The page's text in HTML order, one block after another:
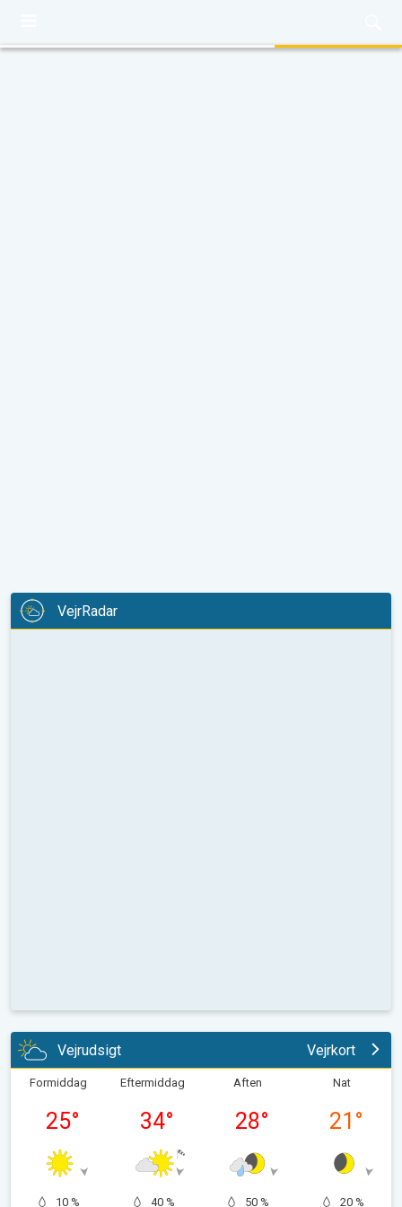
VejrRadar
Vejrudsigt Vejrkort
Formiddag
25°
10 %
Eftermiddag
34°
40 %
Aften
28°
50 %
Nat
21 °
20 %